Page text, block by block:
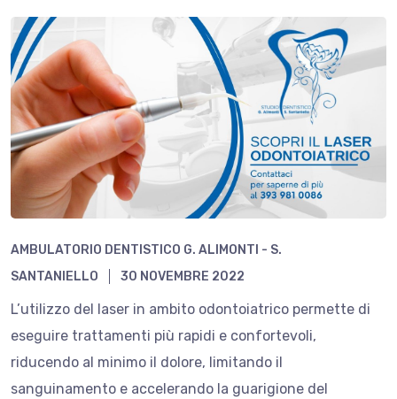
AMBULATORIO DENTISTICO G. ALIMONTI - S.
SANTANIELLO
30 NOVEMBRE 2022
L’utilizzo del laser in ambito odontoiatrico permette di
eseguire trattamenti più rapidi e confortevoli,
riducendo al minimo il dolore, limitando il
sanguinamento e accelerando la guarigione del